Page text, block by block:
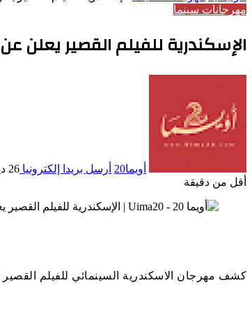
مهرجانات سينما
الإسكندرية للفيلم القصير يعلن عن
أويما20 أرسل بريدا إلكترونيا 26 ديسمبر، 2019
أقل من دقيقة
كشف مهرجان الاسكندرية السينمائي للفيلم القصير عن